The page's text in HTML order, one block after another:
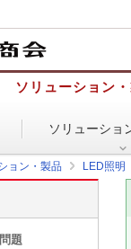
ソリューション
ソリューショ
ョン・製品 LED照明
題